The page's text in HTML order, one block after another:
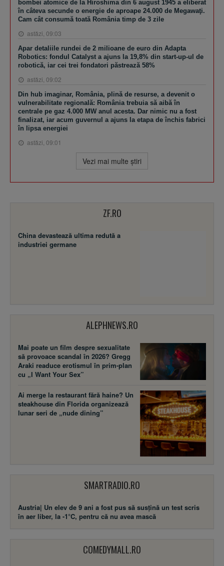
bombei atomice de la Hiroshima din 6 august 1945 a eliberat
în câteva secunde o energie de aproape 24.000 de Megawaţi.
Cam cât consumă toată România timp de 3 zile
astăzi, 09:03
Apar detaliile rundei de 2 milioane de euro din Adapta
Robotics: fondul Catalyst a ajuns la 19,8% din start-up-ul de
robotică, iar cei trei fondatori păstrează 58%
astăzi, 09:02
Din hub imaginar, România, plină de resurse, a devenit o
vulnerabilitate regională: România trebuia să aibă în
centrale pe gaz 4.000 MW anul acesta. Dar nimic nu a fost
finalizat, iar acum guvernul a ajuns la etapa de închis fabrici
în lipsa energiei
astăzi, 09:01
Vezi mai multe ştiri
ZF.RO
China devastează ultima redută a
industriei germane
ALEPHNEWS.RO
Mai poate un film despre sexualitate
să provoace scandal în 2026? Gregg
Araki readuce erotismul în prim-plan
cu „I Want Your Sex”
Ai merge la restaurant fără haine? Un
steakhouse din Florida organizează
lunar seri de „nude dining”
SMARTRADIO.RO
Austria| Un elev de 9 ani a fost pus să susţină un test scris
în aer liber, la -1°C, pentru că nu avea mască
COMEDYMALL.RO